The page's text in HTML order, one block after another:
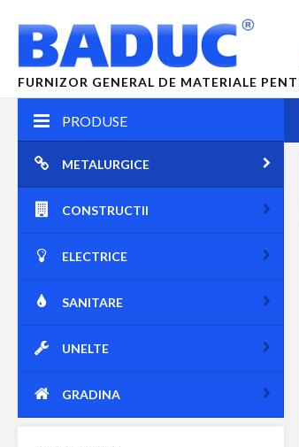
FURNIZOR GENERAL DE MATERIALE
PRODUSE
METALURGICE
CONSTRUCTII
ELECTRICE
SANITARE
UNELTE
GRADINA